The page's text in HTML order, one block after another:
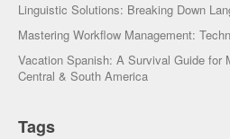
Linguistic Solutions: Breaking Down
Mastering Workflow Management:
Vacation Spanish: A Survival Guide for
Central & South America
Tags